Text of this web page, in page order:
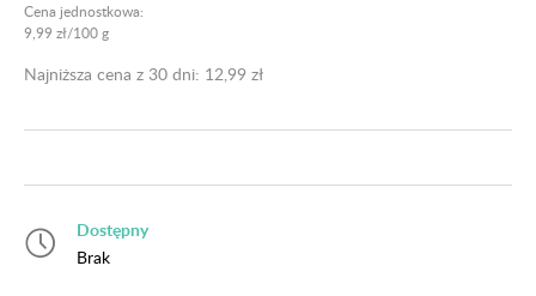
Cena jednostkowa:
9,99 zł/100 g
Najniższa cena z 30 dni: 12,99 zł
Dostępny
Brak